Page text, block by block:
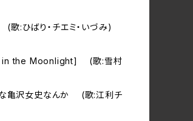
:ひばり・チエミ・いづみ)
in the Moonlight] (歌:雪村
亀沢女史なんか (歌:江利チ